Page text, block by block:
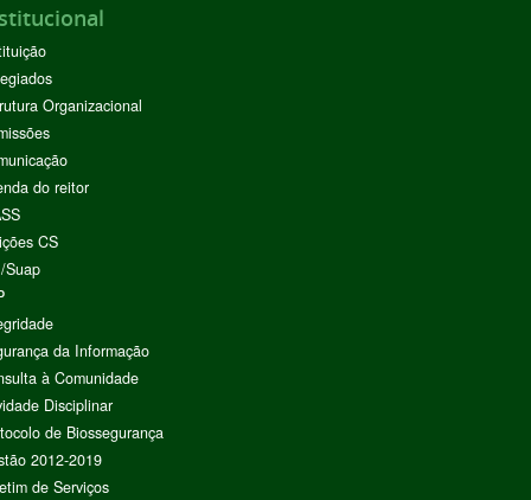
Organizacional
do reitor
CS
Suap
da Informação
à Comunidade
Disciplinar
de Biossegurança
2012-2019
de Serviços